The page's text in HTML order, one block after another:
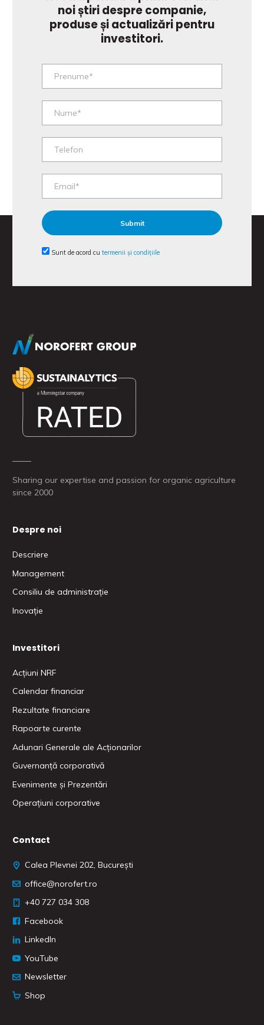
noi știri despre companie,
produse și actualizări pentru
investitori.
Sunt de acord cu termenii și condițiile
Sharing our expertise and passion for organic agriculture
since 2000
Despre noi
Descriere
Management
Consiliu de administrație
Inovație
Investitori
Acțiuni NRF
Calendar financiar
Rezultate financiare
Rapoarte curente
Adunari Generale ale Acționarilor
Guvernanță corporativă
Evenimente și Prezentări
Operațiuni corporative
Contact
Calea Plevnei 202, București
office@norofert.ro
‭+40 727 034 308
Facebook
LinkedIn
YouTube
Newsletter
Shop